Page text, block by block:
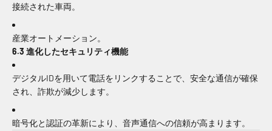
接続された車両。
産業オートメーション。
6.3 進化したセキュリティ機能
デジタルIDを用いて電話をリンクすることで、安全な通信が確保
され、詐欺が減少します。
暗号化と認証の革新により、音声通信への信頼が高まります。